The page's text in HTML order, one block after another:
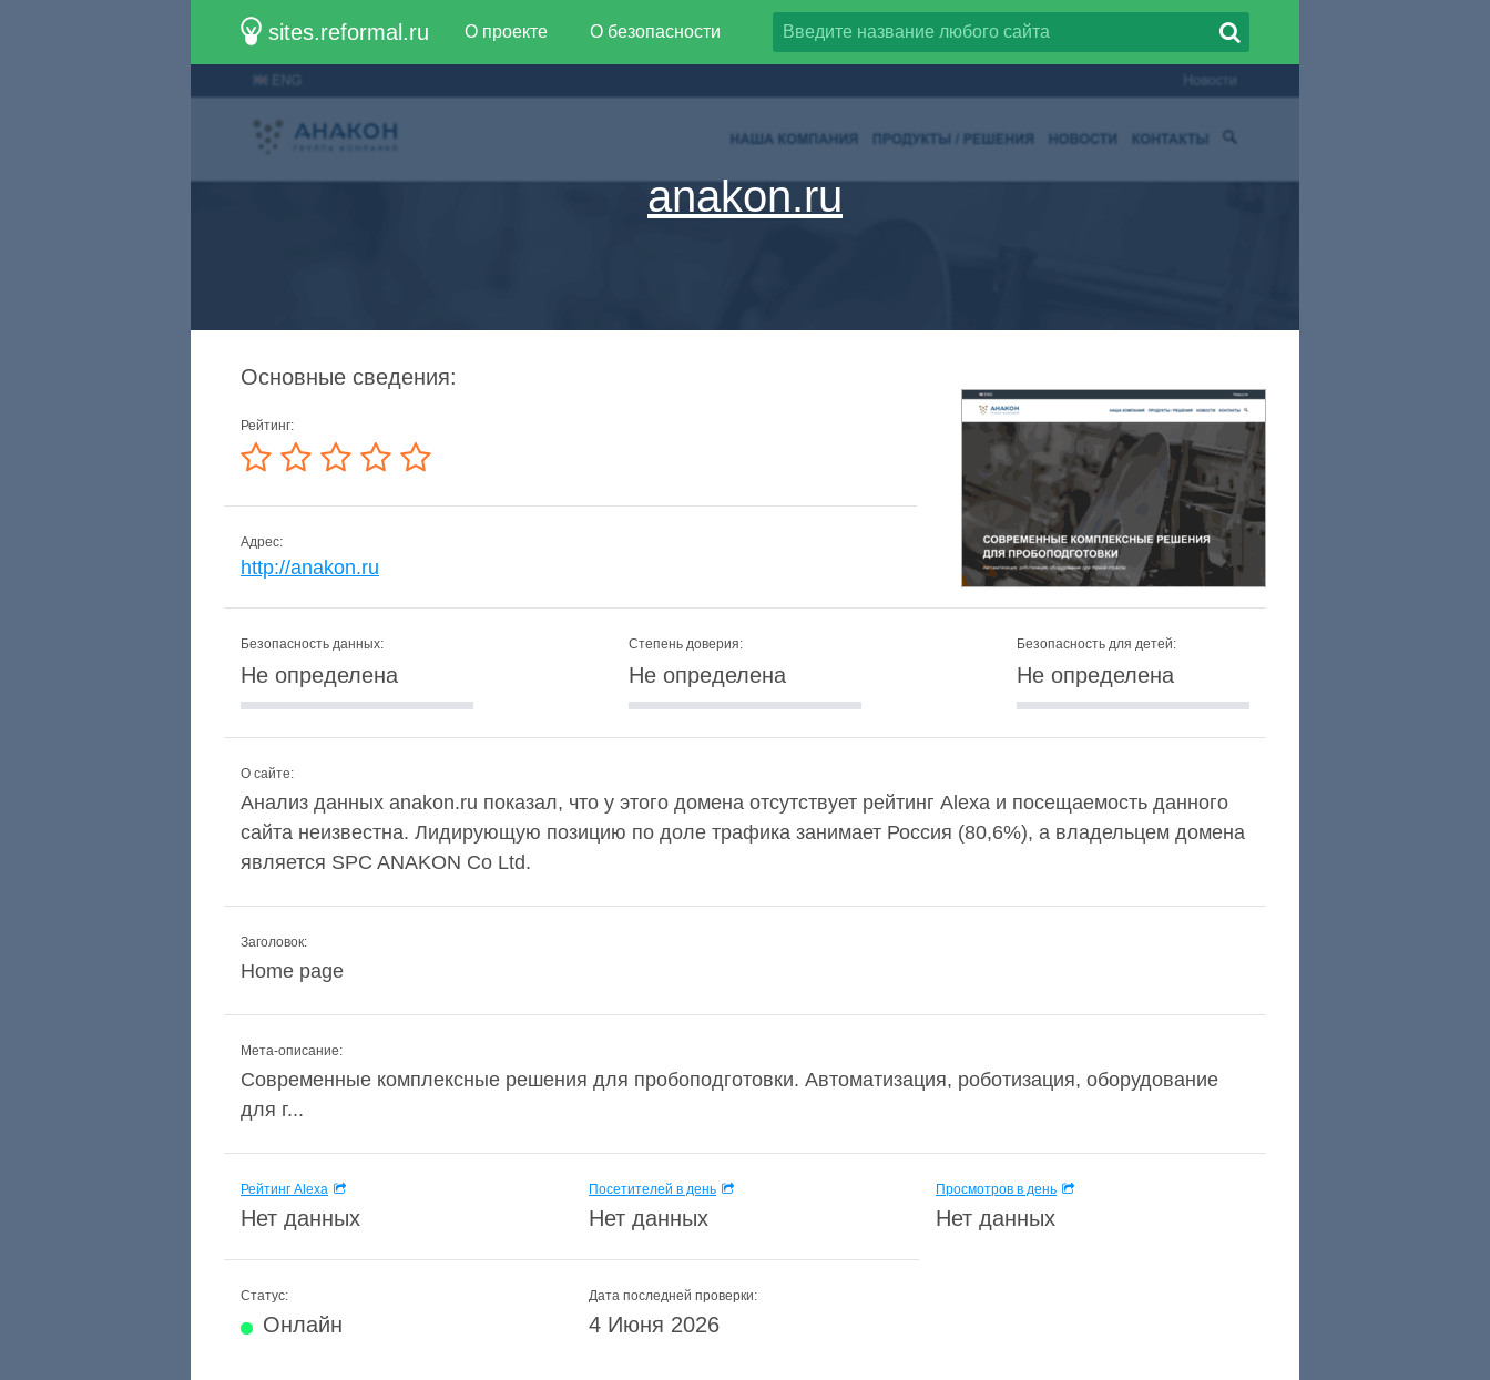
sites.reformal.ru О проекте О безопасности
anakon.ru
Основные сведения:
Рейтинг:
Адрес:
http://anakon.ru
Безопасность данных:
Не определена
Степень доверия:
Не определена
Безопасность для детей:
Не определена
О сайте:
Анализ данных anakon.ru показал, что у этого домена отсутствует рейтинг Alexa и посещаемость данного
сайта неизвестна. Лидирующую позицию по доле трафика занимает Россия (80,6%), а владельцем домена
является SPC ANAKON Co Ltd.
Заголовок:
Home page
Мета-описание:
Современные комплексные решения для пробоподготовки. Автоматизация, роботизация, оборудование
для г...
Рейтинг Alexa
Нет данных
Посетителей в день
Нет данных
Просмотров в день
Нет данных
Статус:
Онлайн
Дата последней проверки:
4 Июня 2026